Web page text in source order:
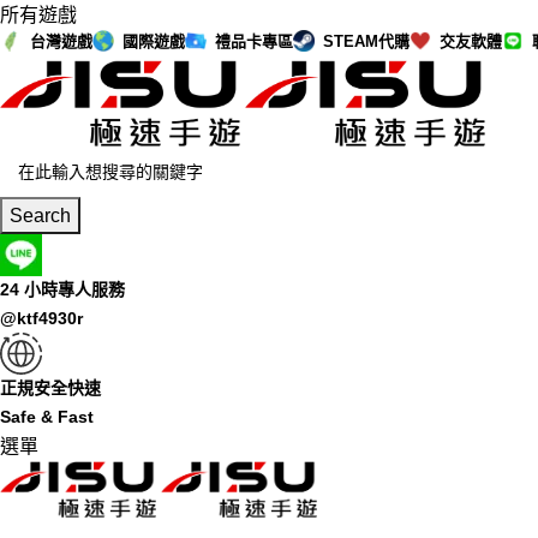
所有遊戲
台灣遊戲 國際遊戲 禮品卡專區 STEAM代購 交友軟體
Search
24 小時專人服務
@ktf4930r
正規安全快速
Safe & Fast
選單